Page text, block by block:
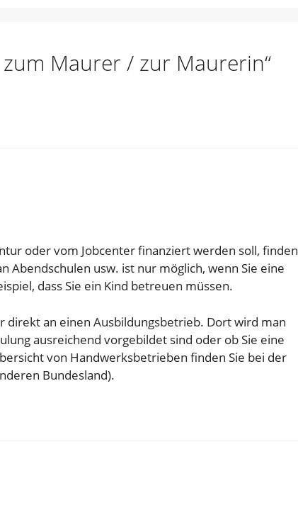
Maurer / zur Maurerin“
oder vom Jobcenter finanziert werden soll, finden
Abendschulen usw. ist nur möglich, wenn Sie eine
dass Sie ein Kind betreuen müssen.
direkt an einen Ausbildungsbetrieb. Dort wird man
ausreichend vorgebildet sind oder ob Sie eine
von Handwerksbetrieben finden Sie bei der
Bundesland).